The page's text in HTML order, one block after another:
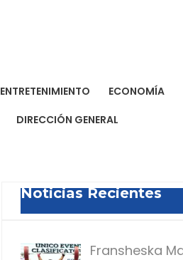
ENTRETENIMIENTO ECONOMÍA
DIRECCIÓN GENERAL
Noticias Recientes
Fransheska